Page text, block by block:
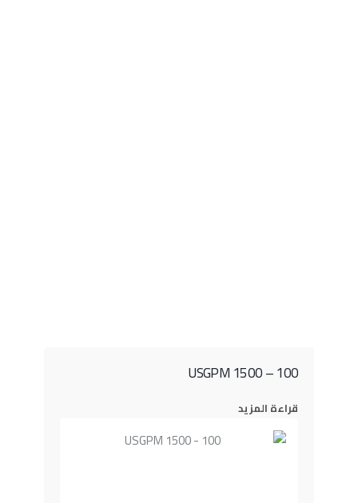
100 – 1500 USGPM
قراءة المزيد